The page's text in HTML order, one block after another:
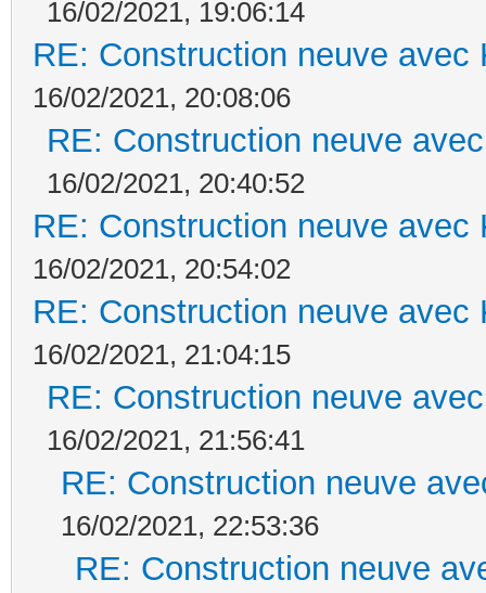
16/02/2021, 19:06:14
RE: Construction neuve avec
16/02/2021, 20:08:06
RE: Construction neuve
16/02/2021, 20:40:52
RE: Construction neuve avec
16/02/2021, 20:54:02
RE: Construction neuve avec
16/02/2021, 21:04:15
RE: Construction neuve
16/02/2021, 21:56:41
RE: Construction neuve
16/02/2021, 22:53:36
RE: Construction neuve